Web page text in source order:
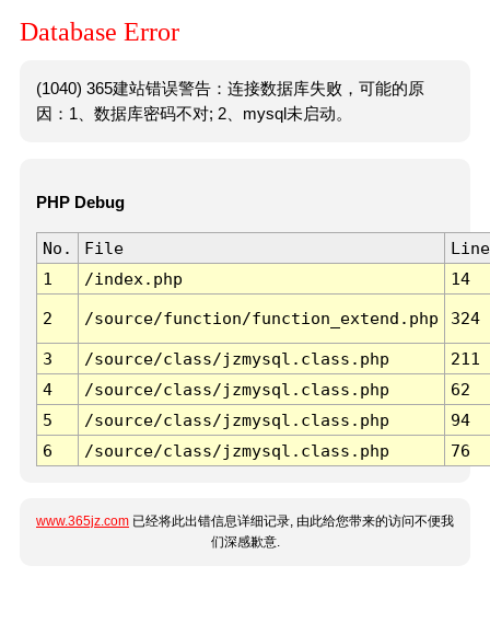
Database Error
(1040) 365建站错误警告：连接数据库失败，可能的原
因：1、数据库密码不对; 2、mysql未启动。
PHP Debug
No. File
Line
1
/index.php 14
2 /source/function/function_extend.php 324
3 /source/class/jzmysql.class.php
211
4
/source/class/jzmysql.class.php
62
5
/source/class/jzmysql.class.php
94
6
/source/class/jzmysql.class.php 76
www.365jz.com 已经将此出错信息详细记录, 由此给您带来的访问不便我
们深感歉意.